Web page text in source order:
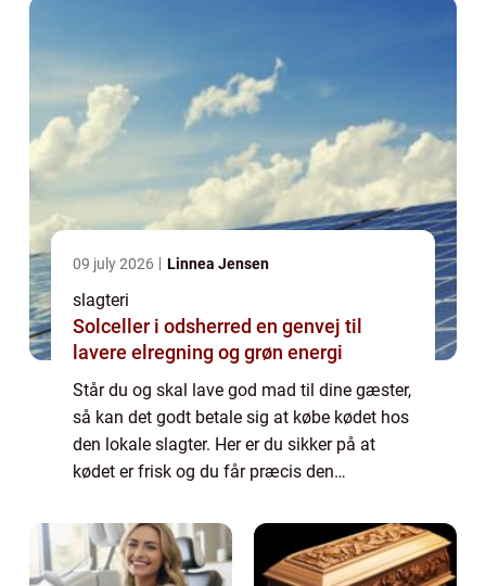
09 july 2026 Linnea Jensen
slagteri
Solceller i odsherred en genvej til
lavere elregning og grøn energi
Står du og skal lave god mad til dine gæster,
så kan det godt betale sig at købe kødet hos
den lokale slagter. Her er du sikker på at
kødet er frisk og du får præcis den
at din ret kommer til at sidde lige ...